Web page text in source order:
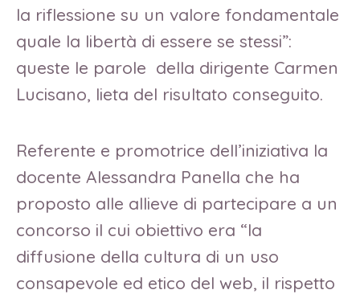
la riflessione su un valore fondamentale
quale la libertà di essere se stessi”:
queste le parole della dirigente Carmen
Lucisano, lieta del risultato conseguito.
Referente e promotrice dell’iniziativa la
docente Alessandra Panella che ha
proposto alle allieve di partecipare a un
concorso il cui obiettivo era “la
diffusione della cultura di un uso
consapevole ed etico del web, il rispetto